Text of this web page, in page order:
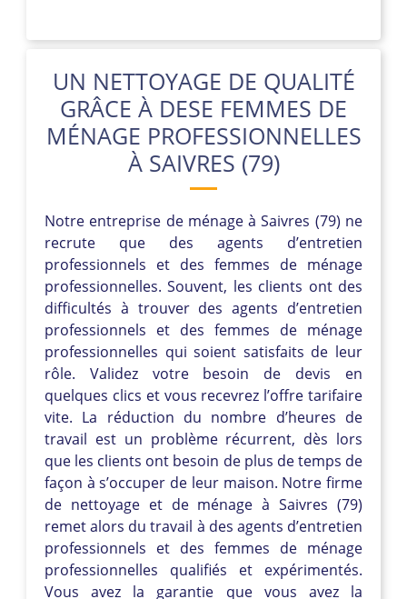
UN NETTOYAGE DE QUALITÉ
GRÂCE À DESE FEMMES DE
MÉNAGE PROFESSIONNELLES
À SAIVRES (79)
Notre entreprise de ménage à Saivres (79) ne
recrute que des agents d’entretien
professionnels et des femmes de ménage
professionnelles. Souvent, les clients ont des
difficultés à trouver des agents d’entretien
professionnels et des femmes de ménage
professionnelles qui soient satisfaits de leur
rôle. Validez votre besoin de devis en
quelques clics et vous recevrez l’offre tarifaire
vite. La réduction du nombre d’heures de
travail est un problème récurrent, dès lors
que les clients ont besoin de plus de temps de
façon à s’occuper de leur maison. Notre firme
de nettoyage et de ménage à Saivres (79)
remet alors du travail à des agents d’entretien
professionnels et des femmes de ménage
professionnelles qualifiés et expérimentés.
Vous avez la garantie que vous avez la